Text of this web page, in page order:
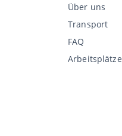
Über uns
Transport
FAQ
Arbeitsplätze